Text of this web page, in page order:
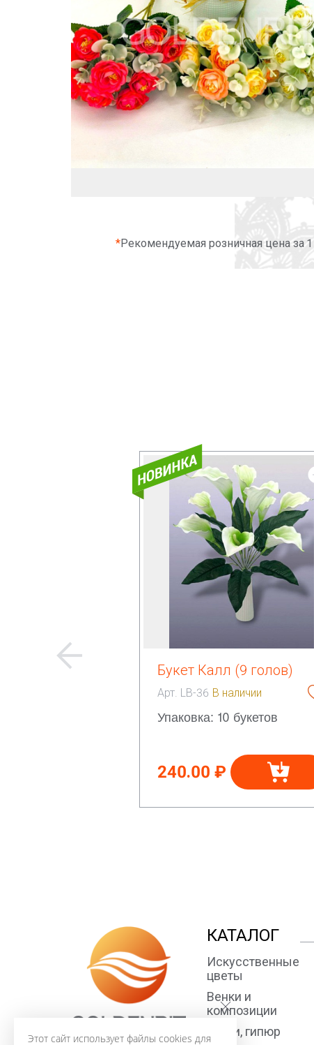
*Рекомендуемая розничная цена за
Букет Калл (9 голов)
Арт. LB-36 В наличии
Упаковка: 10 букетов
240.00 ₽
КАТАЛОГ
Искусственные
цветы
Венки и
композиции
Ткани, гипюр
Этот сайт использует файлы cookies для